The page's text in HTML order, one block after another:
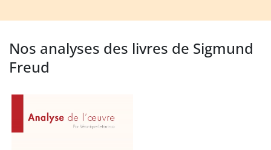
Nos analyses des livres de Sigmund
Freud